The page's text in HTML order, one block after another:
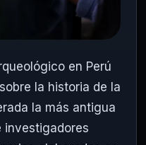
en Perú
la historia de la
la más antigua
investigadores